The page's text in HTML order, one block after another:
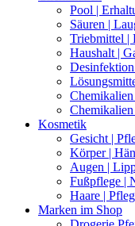
Pool |
Säuren |
Triebmittel |
Haushalt |
Kosmetik
Gesicht |
Körper |
Augen |
Fußpflege |
Haare |
Marken im Shop